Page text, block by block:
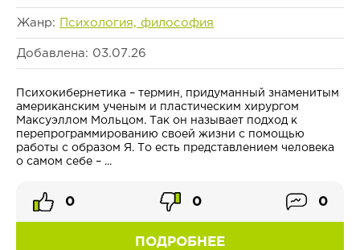
Жанр: Психология, философия
Добавлена: 03.07.26
Психокибернетика – термин, придуманный знаменитым
американским ученым и пластическим хирургом
Максуэллом Мольцом. Так он называет подход к
перепрограммированию своей жизни с помощью
работы с образом Я. То есть представлением человека
о самом себе – ...
ПОДРОБНЕЕ
0 0 0